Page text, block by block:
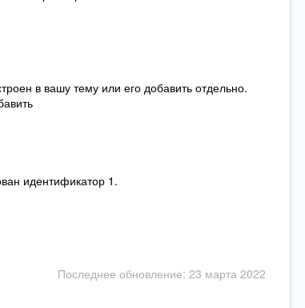
в вашу тему или его добавить отдельно.
идентификатор 1.
Последнее обновление: 23 марта 2022